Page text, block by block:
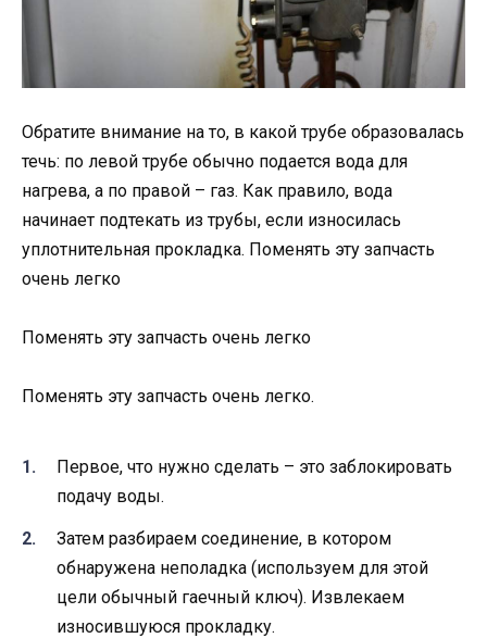
Обратите внимание на то, в какой трубе образовалась
течь: по левой трубе обычно подается вода для
нагрева, а по правой – газ. Как правило, вода
начинает подтекать из трубы, если износилась
уплотнительная прокладка. Поменять эту запчасть
очень легко
Поменять эту запчасть очень легко
Поменять эту запчасть очень легко.
Первое, что нужно сделать – это заблокировать
подачу воды.
Затем разбираем соединение, в котором
обнаружена неполадка (используем для этой
цели обычный гаечный ключ). Извлекаем
износившуюся прокладку.